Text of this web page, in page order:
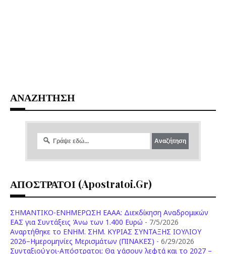
ΑΝΑΖΗΤΗΣΗ
ΑΠΟΣΤΡΑΤΟΙ (apostratoi.gr)
ΣΗΜΑΝΤΙΚΟ-ΕΝΗΜΕΡΩΣΗ ΕΑΑΑ: Διεκδίκηση Αναδρομικών
ΕΑΣ για Συντάξεις Άνω των 1.400 Ευρώ - 7/5/2026
Aναρτήθηκε το ENHM. ΣΗΜ. ΚΥΡΙΑΣ ΣΥΝΤΑΞΗΣ ΙΟΥΛΙΟΥ
2026–Ημερομηνίες Μερισμάτων (ΠΙΝΑΚΕΣ) - 6/29/2026
Συνταξιούχοι-Απόστρατοι: Θα χάσουν λεφτά και το 2027 –